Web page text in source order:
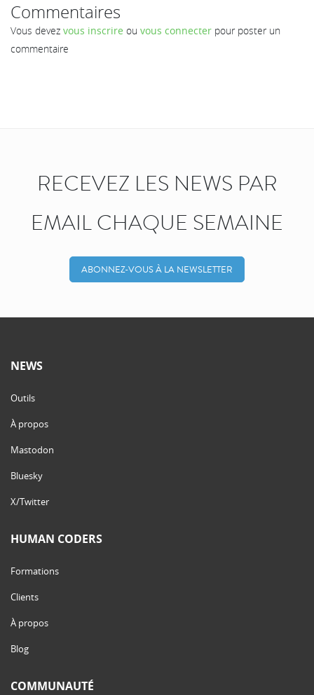
Commentaires
Vous devez vous inscrire ou vous connecter pour poster un
commentaire
RECEVEZ LES NEWS PAR
EMAIL CHAQUE SEMAINE
ABONNEZ-VOUS À LA NEWSLETTER
NEWS
Outils
À propos
Mastodon
Bluesky
X/Twitter
HUMAN CODERS
Formations
Clients
À propos
Blog
COMMUNAUTÉ